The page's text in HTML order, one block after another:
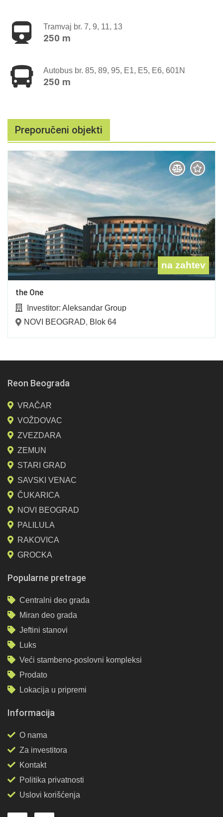
Tramvaj br. 7, 9, 11, 13
250 m
Autobus br. 85, 89, 95, E1, E5, E6, 601N
250 m
Preporučeni objekti
na zahtev
the One
Investitor: Aleksandar Group
NOVI BEOGRAD, Blok 64
Reon Beograda
VRAČAR
VOŽDOVAC
ZVEZDARA
ZEMUN
STARI GRAD
SAVSKI VENAC
ČUKARICA
NOVI BEOGRAD
PALILULA
RAKOVICA
GROCKA
Popularne pretrage
Centralni deo grada
Miran deo grada
Jeftini stanovi
Luks
Veći stambeno-poslovni kompleksi
Prodato
Lokacija u pripremi
Informacija
O nama
Za investitora
Kontakt
Politika privatnosti
Uslovi korišćenja